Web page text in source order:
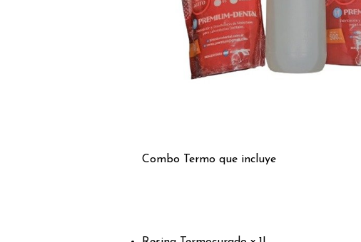
Combo Termo que incluye